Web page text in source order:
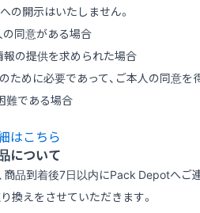
の開示はいたしません。
の同意がある場合
の提供を求められた場合
ために必要であって、ご本人の同意を
難である場合
はこちら
について
商品到着後7日以内にPack Depotへご
換えをさせていただきます。